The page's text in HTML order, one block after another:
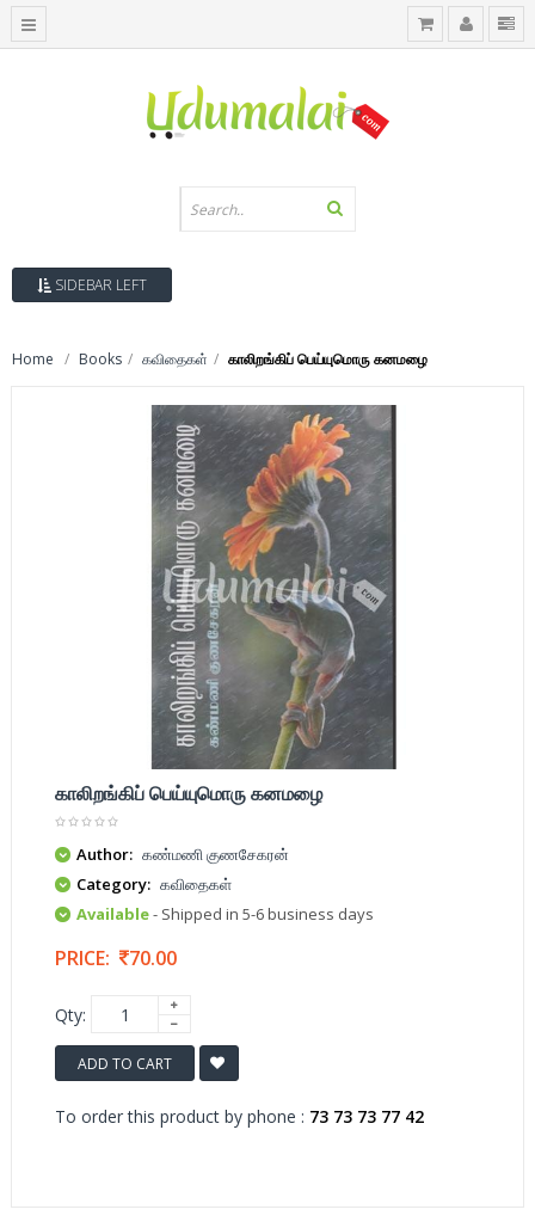
SIDEBAR LEFT
Home Books கவிதைகள் காலிறங்கிப் பெய்யுமொரு கனமழை
காலிறங்கிப் பெய்யுமொரு கனமழை
Author: கண்மணி குணசேகரன்
Category: கவிதைகள்
Available- Shipped in 5-6 business days
PRICE: 70.00
Qty:
ADD TO CART
To order this product by phone : 73 73 73 77 42